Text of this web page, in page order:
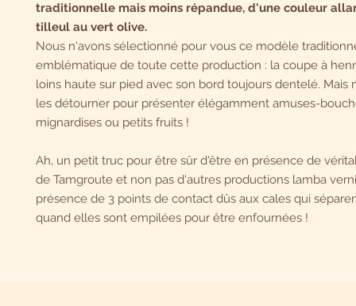
traditionnelle mais moins répandue, d'une couleur
tilleul au vert olive.
Nous n'avons sélectionné pour vous ce modèle
emblématique de toute cette production : la coupe à
loins haute sur pied avec son bord toujours dentelé. Mais
les détourner pour présenter élégamment amuses-
mignardises ou petits fruits !
Ah, un petit truc pour être sûr d'être en présence de
de Tamgroute et non pas d'autres productions lamba
présence de 3 points de contact dûs aux cales qui
quand elles sont empilées pour être enfournées !